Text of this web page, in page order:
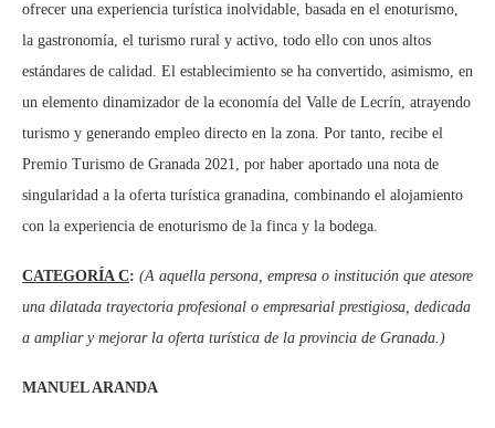
ofrecer una experiencia turística inolvidable, basada en el enoturismo,
la gastronomía, el turismo rural y activo, todo ello con unos altos
estándares de calidad. El establecimiento se ha convertido, asimismo, en
un elemento dinamizador de la economía del Valle de Lecrín, atrayendo
turismo y generando empleo directo en la zona. Por tanto, recibe el
Premio Turismo de Granada 2021, por haber aportado una nota de
singularidad a la oferta turística granadina, combinando el alojamiento
con la experiencia de enoturismo de la finca y la bodega.
CATEGORÍA C: (A aquella persona, empresa o institución que atesore
una dilatada trayectoria profesional o empresarial prestigiosa, dedicada
a ampliar y mejorar la oferta turística de la provincia de Granada.)
MANUEL ARANDA